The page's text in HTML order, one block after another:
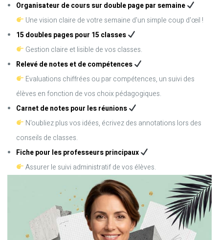
Organisateur de cours sur double page par semaine
Une vision claire de votre semaine d'un simple coup d'œil !
15 doubles pages pour 15 classes
Gestion claire et lisible de vos classes.
Relevé de notes et de compétences
Evaluations chiffrées ou par compétences, un suivi des
élèves en fonction de vos choix pédagogiques.
Carnet de notes pour les réunions
N'oubliez plus vos idées, écrivez des annotations lors des
conseils de classes.
Fiche pour les professeurs principaux
Assurer le suivi administratif de vos élèves.